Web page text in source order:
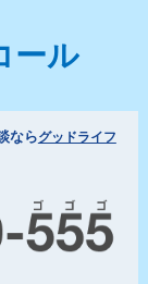
ール
ならグッドライフ